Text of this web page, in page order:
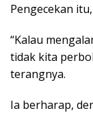
Pengecekan
“Kalau
tidak kita
terangnya.
Ia berharap,